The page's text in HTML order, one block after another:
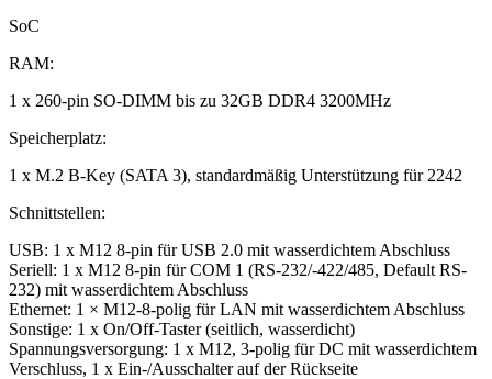
SoC
RAM:
1 x 260-pin SO-DIMM bis zu 32GB DDR4 3200MHz
Speicherplatz:
1 x M.2 B-Key (SATA 3), standardmäßig Unterstützung für 2242
Schnittstellen:
USB: 1 x M12 8-pin für USB 2.0 mit wasserdichtem Abschluss
Seriell: 1 x M12 8-pin für COM 1 (RS-232/-422/485, Default RS-
232) mit wasserdichtem Abschluss
Ethernet: 1 × M12-8-polig für LAN mit wasserdichtem Abschluss
Sonstige: 1 x On/Off-Taster (seitlich, wasserdicht)
Spannungsversorgung: 1 x M12, 3-polig für DC mit wasserdichtem
Verschluss, 1 x Ein-/Ausschalter auf der Rückseite